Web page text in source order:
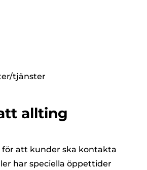
tjänster
allting
att kunder ska kontakta
har speciella öppettider